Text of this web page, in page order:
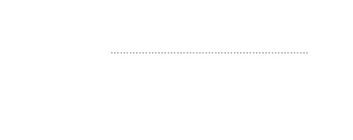
………………………………………………………